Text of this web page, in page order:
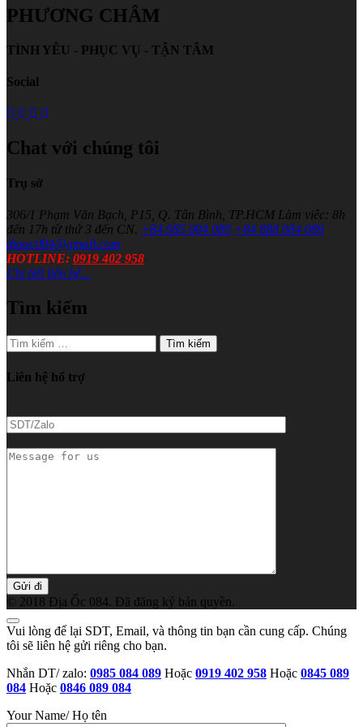
PHƯƠNG CHÂM
TÌNH YÊU - PHỤC VỤ - TẬN TÂM
Social
Chat với chúng tôi
Trụ sở
306/1 Phạm Văn Bạch, P15, Q. Tân Bình, TP.HCM Làm viêc: 8h
đến 17h từ thứ 3 đến CN. +84 985 084 089 +84 888 084 089
diaoc084@gmail.com
HOTLINE: 0919 402 958
Chi tiết liên hệ...
Tìm kiếm
Tìm
kiếm
cho:
Liên hệ hổ trợ
Zalo
for
© 2018 Địa Ốc 084. Đã đăng ký bản quyền.
Vui lòng để lại SDT, Email, và thông tin bạn cần cung cấp. Chúng
tôi sẽ liên hệ gửi riêng cho bạn.
Nhắn DT/ zalo: 0985 084 089 Hoặc 0919 402 958 Hoặc 0845 089
084 Hoặc 0846 089 084
Your Name/ Họ tên